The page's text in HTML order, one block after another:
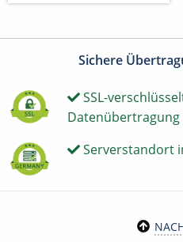
Sichere
SSL-
Datenübertragung
Serverstandort